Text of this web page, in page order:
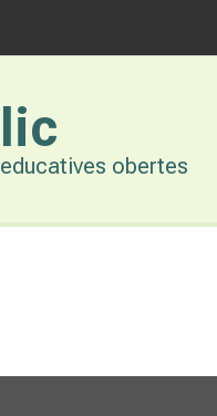
obertes